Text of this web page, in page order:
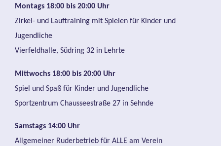
Montags 18:00 bis 20:00 Uhr
Zirkel- und Lauftraining mit Spielen für Kinder und
Jugendliche
Vierfeldhalle, Südring 32 in Lehrte
Mittwochs 18:00 bis 20:00 Uhr
Spiel und Spaß für Kinder und Jugendliche
Sportzentrum Chausseestraße 27 in Sehnde
Samstags 14:00 Uhr
Allgemeiner Ruderbetrieb für ALLE am Verein